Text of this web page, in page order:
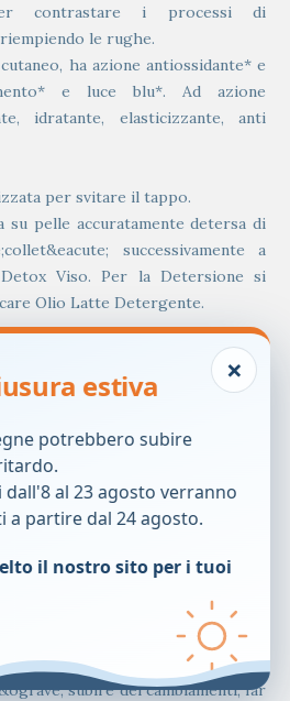
contrastare i processi di
le rughe.
ha azione antiossidante* e
e luce blu*. Ad azione
idratante, elasticizzante, anti
per svitare il tappo.
su pelle accuratamente detersa di
successivamente a
Viso. Per la Detersione si
Olio Latte Detergente.
Dimethicone,1,2-Hexanediol,
Acryloyldimethyl Taurate
Acid, Tapioca Starch,
Alpha-Glucan Oligosaccharide,
Hyaluronate, Oryzanol,
Fruit Extract, Ethyl Linolenate,
Yeast Protein, Ethyl
Polysorbate 60, Sorbitan
Glutamate Diacetate,
Glycol, Polymethylsilsesquioxane,
Parfum (Fragrance).
subire dei cambiamenti, far
×
estiva
potrebbero subire
al 23 agosto verranno
a partire dal 24 agosto.
il nostro sito per i tuoi